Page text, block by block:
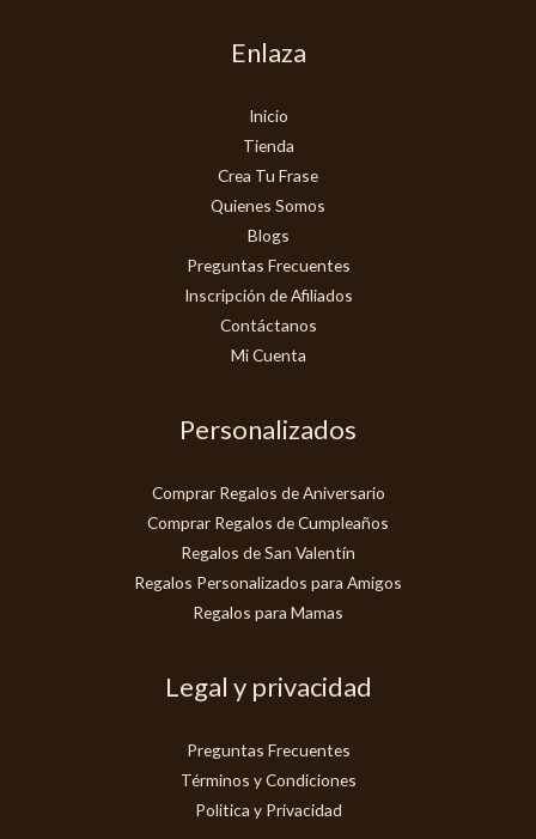
Enlaza
Inicio
Tienda
Crea Tu Frase
Quienes Somos
Blogs
Preguntas Frecuentes
Inscripción de Afiliados
Contáctanos
Mi Cuenta
Personalizados
Comprar Regalos de Aniversario
Comprar Regalos de Cumpleaños
Regalos de San Valentín
Regalos Personalizados para Amigos
Regalos para Mamas
Legal y privacidad
Preguntas Frecuentes
Términos y Condiciones
Politica y Privacidad